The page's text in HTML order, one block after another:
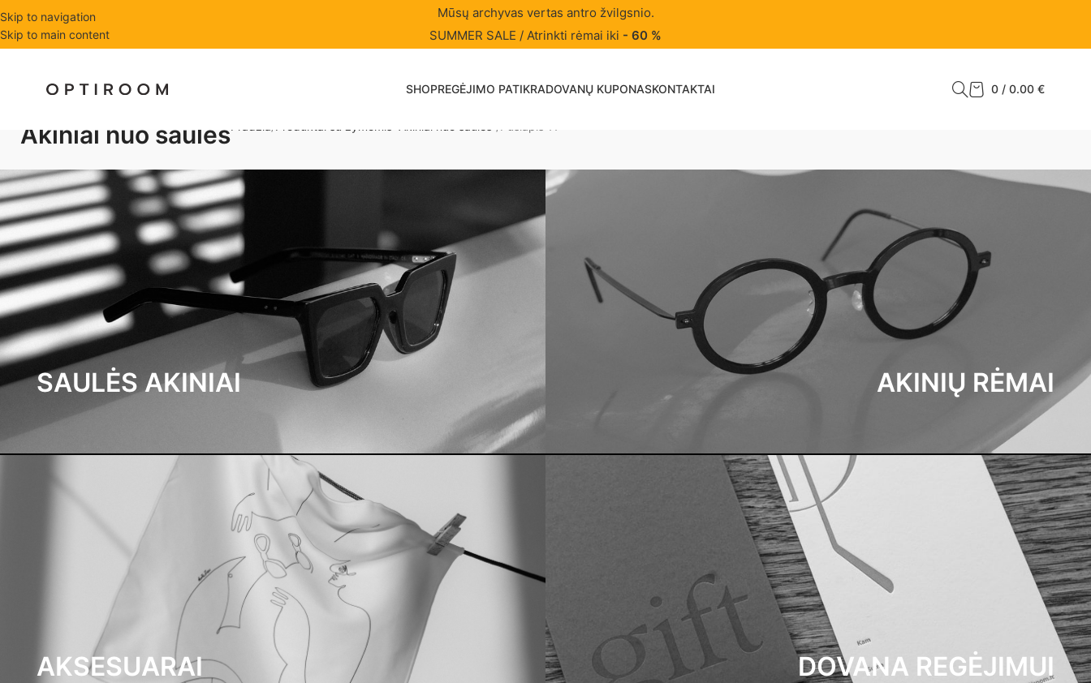
Skip to navigation
Skip to main content
Mūsų archyvas vertas antro žvilgsnio.
SUMMER SALE / Atrinkti rėmai iki - 60 %
SHOPREGĖJIMO PATIKRADOVANŲ KUPONASKONTAKTAI 0 / 0.00 €
Akiniai nuo saulės
SAULĖS AKINIAI AKINIŲ RĖMAI
AKSESUARAI DOVANA REGĖJIMUI